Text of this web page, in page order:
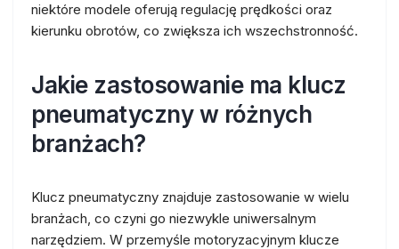
niektóre modele oferują regulację prędkości oraz
kierunku obrotów, co zwiększa ich wszechstronność.
Jakie zastosowanie ma klucz
pneumatyczny w różnych
branżach?
Klucz pneumatyczny znajduje zastosowanie w wielu
branżach, co czyni go niezwykle uniwersalnym
narzędziem. W przemyśle motoryzacyjnym klucze